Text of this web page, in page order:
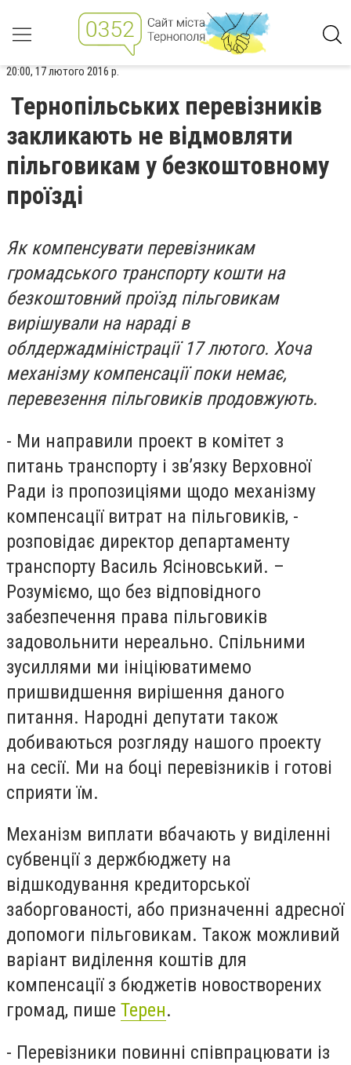
20:00, 17 лютого 2016 р.
Тернопільських перевізників
закликають не відмовляти
пільговикам у безкоштовному
проїзді
Як компенсувати перевізникам
громадського транспорту кошти на
безкоштовний проїзд пільговикам
вирішували на нараді в
облдержадміністрації 17 лютого. Хоча
механізму компенсації поки немає,
перевезення пільговиків продовжують.
- Ми направили проект в комітет з
питань транспорту і зв’язку Верховної
Ради із пропозиціями щодо механізму
компенсації витрат на пільговиків, -
розповідає директор департаменту
транспорту Василь Ясіновський. –
Розуміємо, що без відповідного
забезпечення права пільговиків
задовольнити нереально. Спільними
зусиллями ми ініціюватимемо
пришвидшення вирішення даного
питання. Народні депутати також
добиваються розгляду нашого проекту
на сесії. Ми на боці перевізників і готові
сприяти їм.
Механізм виплати вбачають у виділенні
субвенції з держбюджету на
відшкодування кредиторської
заборгованості, або призначенні адресної
допомоги пільговикам. Також можливий
варіант виділення коштів для
компенсації з бюджетів новостворених
громад, пише Терен.
- Перевізники повинні співпрацювати із